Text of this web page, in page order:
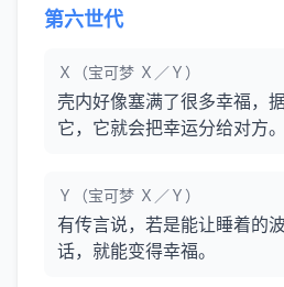
第六世代
Ｘ（宝可梦 Ｘ／Ｙ）
壳内好像塞满了很多幸福，
它，它就会把幸运分给对方。
Ｙ（宝可梦 Ｘ／Ｙ）
有传言说，若是能让睡着的
话，就能变得幸福。